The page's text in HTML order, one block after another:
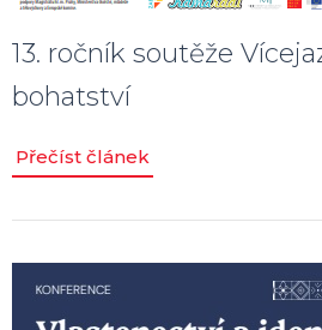
13. ročník soutěže
bohatství
Přečíst článek